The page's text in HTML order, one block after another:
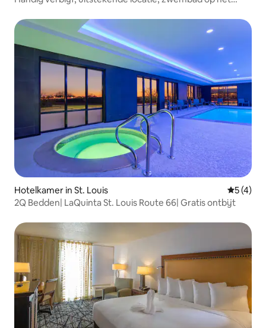
Hotelkamer in St. Louis
5 (4)
2Q Bedden| LaQuinta St. Louis Route 66| Gratis ontbijt